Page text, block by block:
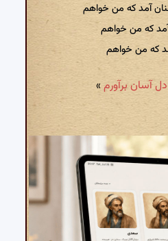
آمد که من خواهم
که من خواهم
که من خواهم
»